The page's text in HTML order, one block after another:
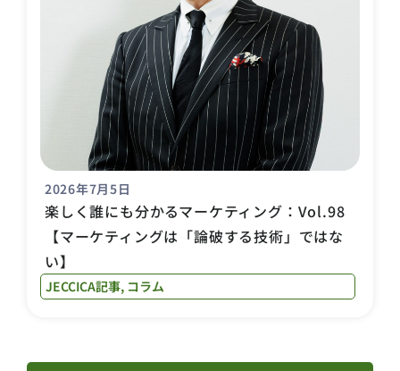
2026年7月5日
楽しく誰にも分かるマーケティング：Vol.98
【マーケティングは「論破する技術」ではな
い】
JECCICA記事, コラム